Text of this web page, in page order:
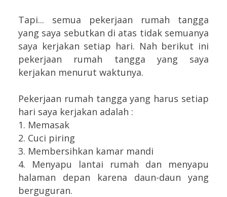
Tapi... semua pekerjaan rumah tangga
yang saya sebutkan di atas tidak semuanya
saya kerjakan setiap hari. Nah berikut ini
pekerjaan rumah tangga yang saya
kerjakan menurut waktunya.
Pekerjaan rumah tangga yang harus setiap
hari saya kerjakan adalah :
1. Memasak
2. Cuci piring
3. Membersihkan kamar mandi
4. Menyapu lantai rumah dan menyapu
halaman depan karena daun-daun yang
berguguran.